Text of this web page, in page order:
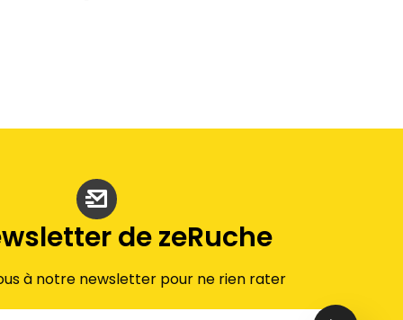
de zeRuche
à notre newsletter pour ne rien rater